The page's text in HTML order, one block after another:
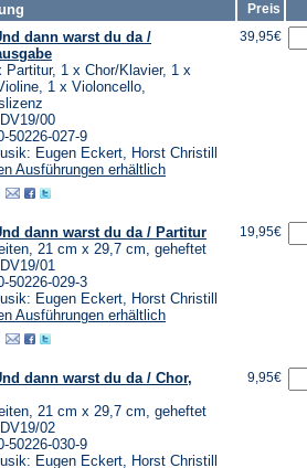
Preis
dann warst du da /
Partitur, 1 x Chor/Klavier, 1 x
1 x Violoncello,
00
50226-027-9
Eugen Eckert, Horst Christill
Ausführungen erhältlich
39,95€
dann warst du da / Partitur
21 cm x 29,7 cm, geheftet
01
50226-029-3
Eugen Eckert, Horst Christill
Ausführungen erhältlich
19,95€
dann warst du da / Chor,
21 cm x 29,7 cm, geheftet
02
50226-030-9
Eugen Eckert, Horst Christill
9,95€